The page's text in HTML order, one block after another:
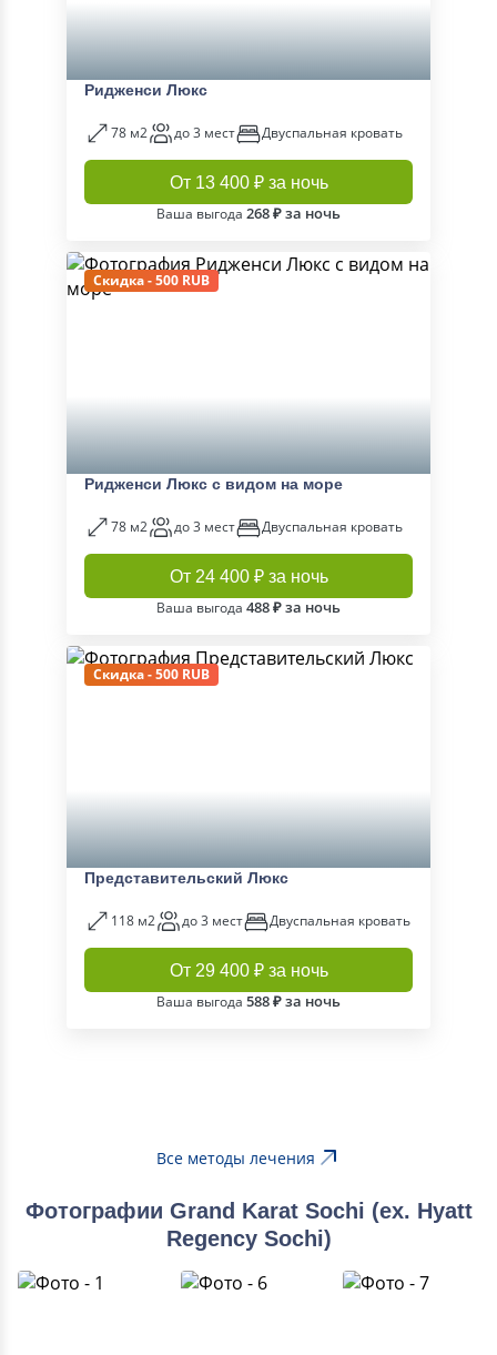
Ридженси Люкс
78 м2 до 3 мест Двуспальная кровать
От 13 400 ₽ за ночь
Ваша выгода 268 ₽ за ночь
Скидка - 500 RUB
Ридженси Люкс с видом на море
78 м2 до 3 мест Двуспальная кровать
От 24 400 ₽ за ночь
Ваша выгода 488 ₽ за ночь
Скидка - 500 RUB
Представительский Люкс
118 м2 до 3 мест Двуспальная кровать
От 29 400 ₽ за ночь
Ваша выгода 588 ₽ за ночь
Все методы лечения
Фотографии Grand Karat Sochi (ex. Hyatt
Regency Sochi)